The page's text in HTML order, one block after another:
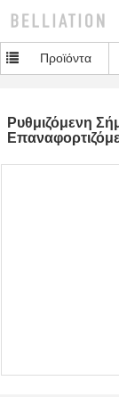
Προϊόντα
Ρυθμιζόμενη